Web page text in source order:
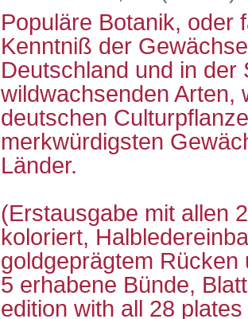
Populäre Botanik, oder
Kenntniß der
Deutschland und in der
wildwachsenden Arten,
deutschen
merkwürdigsten
Länder.
(Erstausgabe mit allen
koloriert,
goldgeprägtem Rücken
5 erhabene Bünde,
edition with all 28